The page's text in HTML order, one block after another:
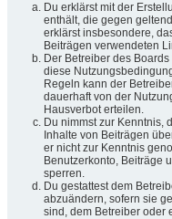
Du erklärst mit der
enthält, die gegen
erklärst insbesondere,
Beiträgen verwendeten
Der Betreiber des
diese
Regeln kann der
dauerhaft von der
Hausverbot erteilen.
Du nimmst zur Kenntnis,
Inhalte von Beiträgen
er nicht zur Kenntnis
Benutzerkonto, Beiträge
sperren.
Du gestattest dem
abzuändern, sofern sie
sind, dem Betreiber oder